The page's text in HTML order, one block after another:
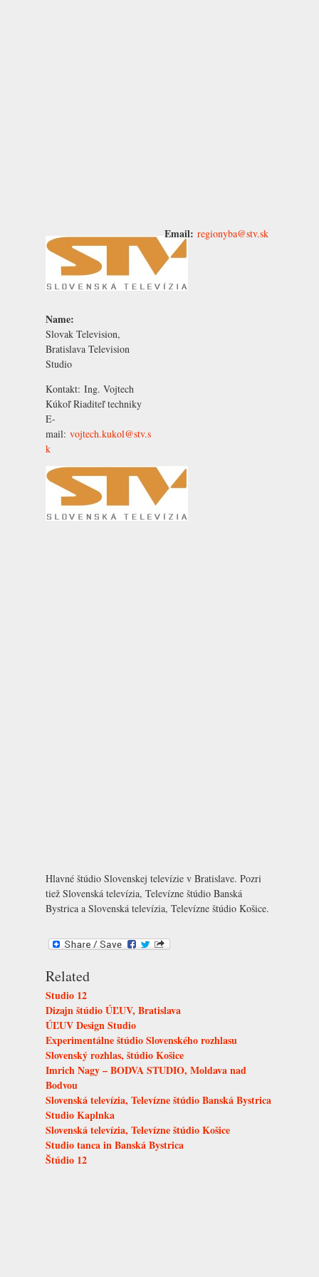
Name:
Slovak Television,
Bratislava Television
Studio
Kontakt: Ing. Vojtech
KúkoľRiaditeľ techniky
E-
mail: vojtech.kukol@stv.s
k
Email: regionyba@stv.sk
Hlavné štúdio Slovenskej televízie v Bratislave. Pozri
tiež Slovenská televízia, Televízne štúdio Banská
Bystrica a Slovenská televízia, Televízne štúdio Košice.
Related
Studio 12
Dizajn štúdio ÚĽUV, Bratislava
ÚĽUV Design Studio
Experimentálne štúdio Slovenského rozhlasu
Slovenský rozhlas, štúdio Košice
Imrich Nagy – BODVA STUDIO, Moldava nad
Bodvou
Slovenská televízia, Televízne štúdio Banská Bystrica
Studio Kaplnka
Slovenská televízia, Televízne štúdio Košice
Studio tanca in Banská Bystrica
Štúdio 12